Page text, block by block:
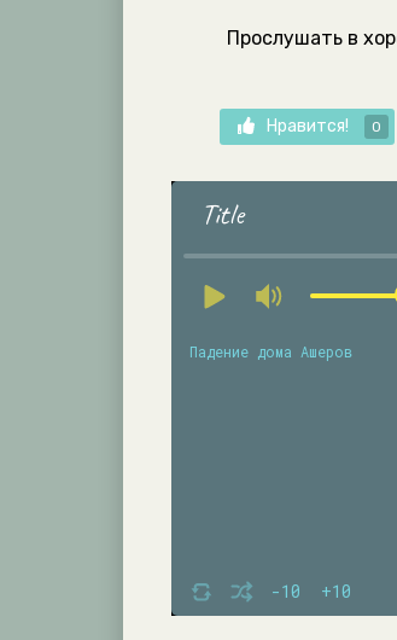
Прослушать в
Нравится! 0
Title
-10 +10
Падение дома Ашеров